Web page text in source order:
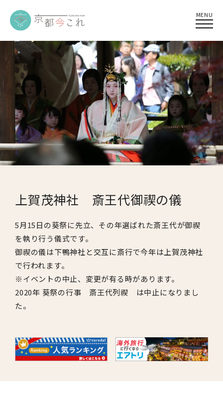
MENU
上賀茂神社 斎王代御禊の儀
5月15日の葵祭に先立、その年選ばれた斎王代が御禊
を執り行う儀式です。
御禊の儀は下鴨神社と交互に斎行で今年は上賀茂神社
で行われます。
※イベントの中止、変更が有る時があります。
2020年 葵祭の行事 斎王代列禊 は中止になりまし
た。